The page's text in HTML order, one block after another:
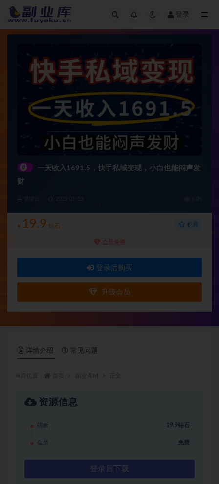
登录
#
一天收入1691.5，快手私域变现，小白也能闷声发
财
¥ 19.9 钻石 收藏
会员免费
登录后购买
升级会员
详情介绍 常见问题
资源信息
萌新 19.9钻石
会员 免费
登录后下载